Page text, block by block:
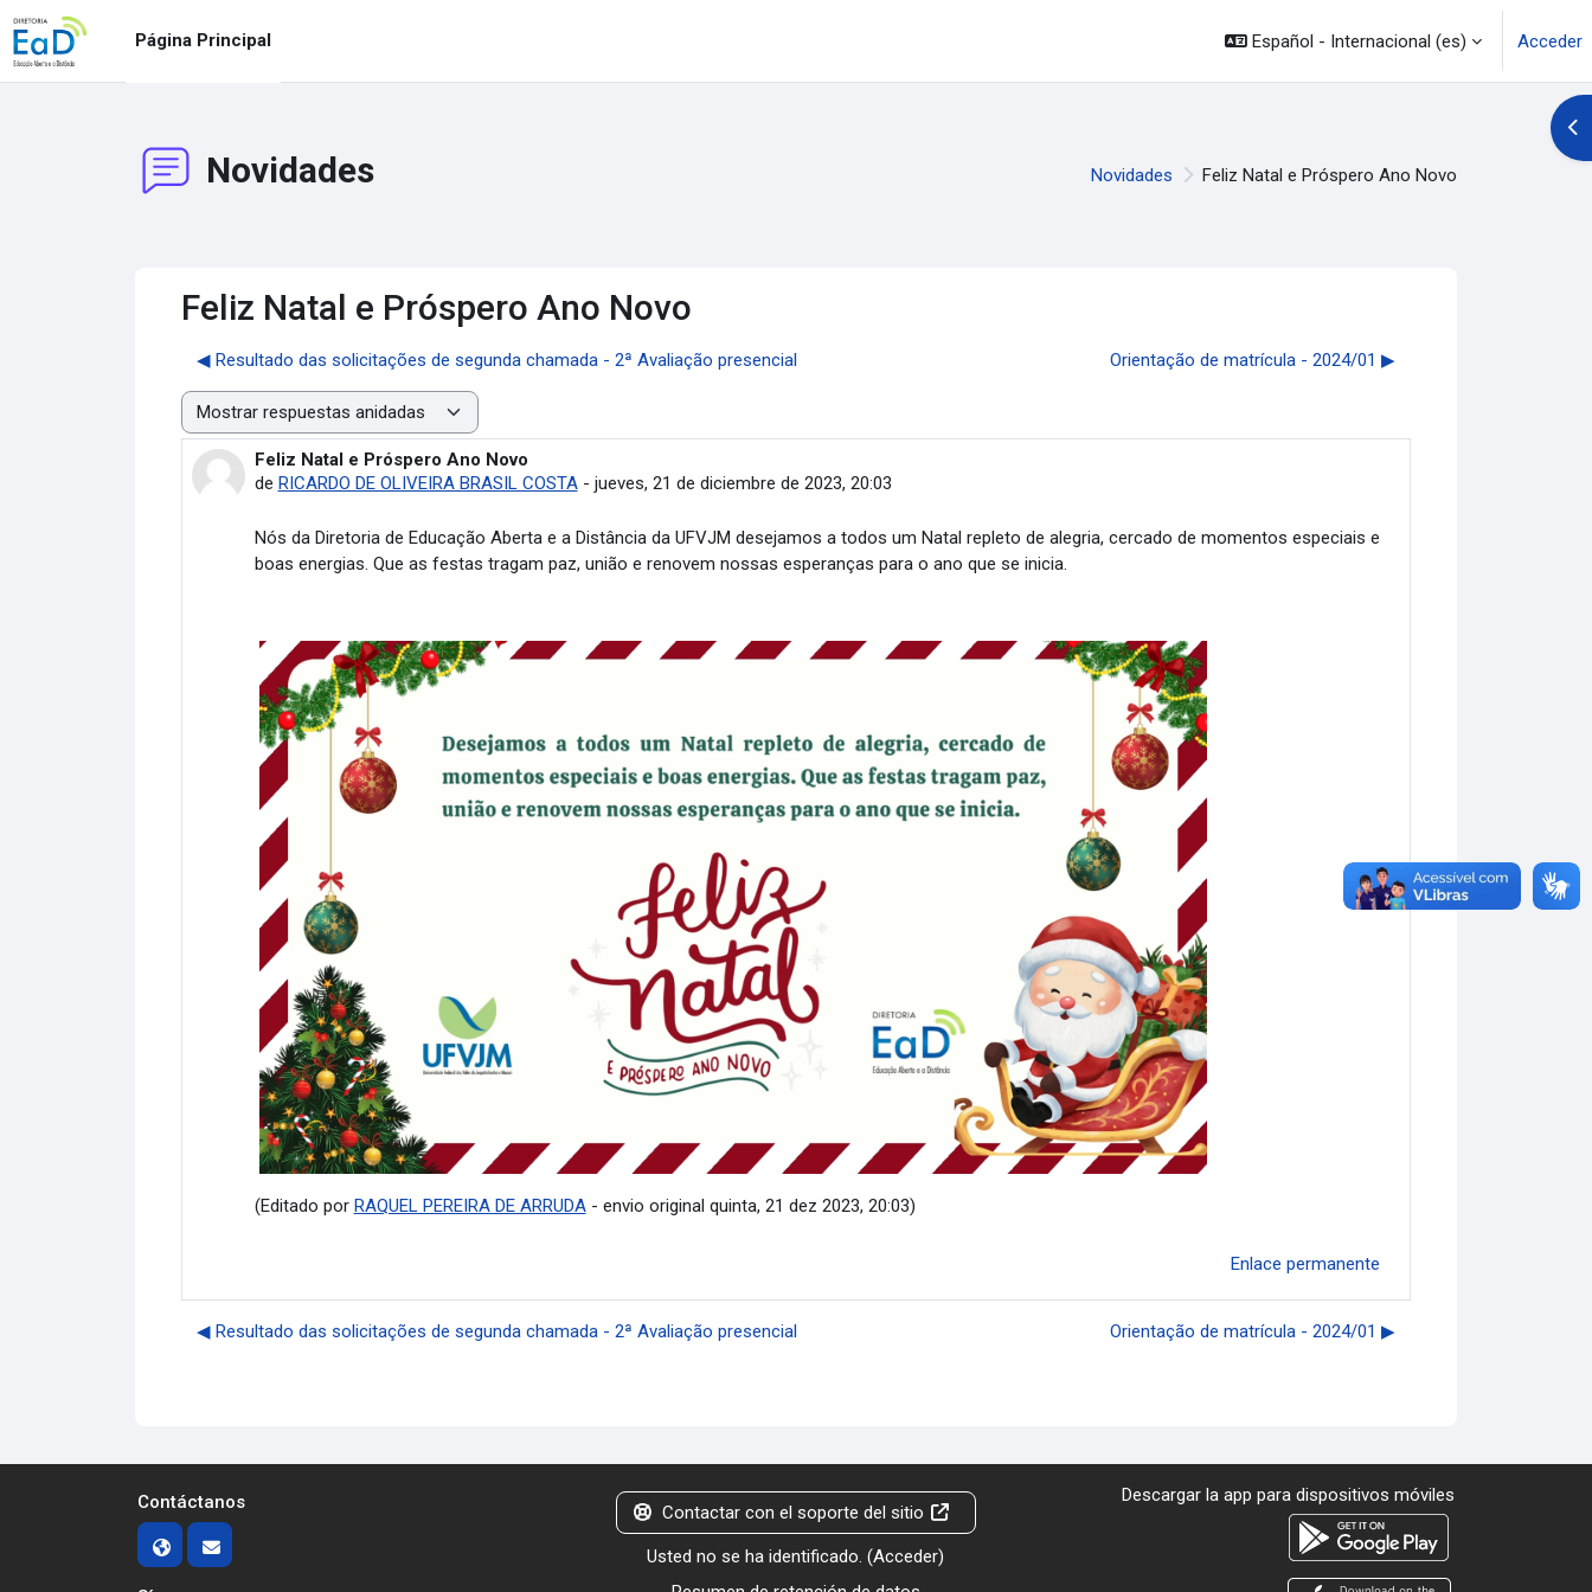
Salta al contenido principal
Página Principal
Español - Internacional ‎(es)‎ Acceder
Novidades Novidades Feliz Natal e Próspero Ano Novo
Feliz Natal e Próspero Ano Novo
◀︎ Resultado das solicitações de segunda chamada - 2ª Avaliação presencial Orientação de matrícula - 2024/01 ▶︎
Mostrar modo
Feliz Natal e Próspero Ano Novo
de RICARDO DE OLIVEIRA BRASIL COSTA- jueves, 21 de diciembre de 2023, 20:03
Número de respuestas: 0
Nós da Diretoria de Educação Aberta e a Distância da UFVJM desejamos a todos um Natal repleto de alegria, cercado de momentos especiais e
boas energias. Que as festas tragam paz, união e renovem nossas esperanças para o ano que se inicia.
(Editado por RAQUEL PEREIRA DE ARRUDA- envio original quinta, 21 dez 2023, 20:03)
Enlace permanente
◀︎ Resultado das solicitações de segunda chamada - 2ª Avaliação presencial Orientação de matrícula - 2024/01 ▶︎
Contáctanos Contactar con el soporte del sitio
Usted no se ha identificado. (Acceder)
Descargar la app para dispositivos móviles